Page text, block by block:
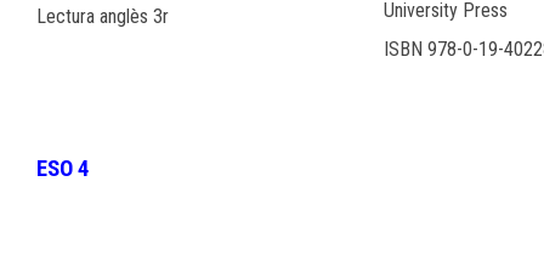
Lectura anglès 3r
University Press
ISBN 978-0-19-
ESO 4